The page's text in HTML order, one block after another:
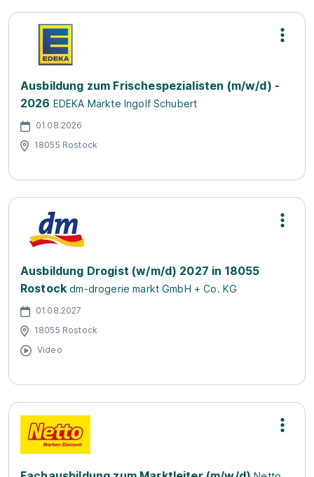
Ausbildung zum Frischespezialisten (m/w/d) -
2026 EDEKA Märkte Ingolf Schubert
01.08.2026
18055 Rostock
Ausbildung Drogist (w/m/d) 2027 in 18055
Rostock dm-drogerie markt GmbH + Co. KG
01.08.2027
18055 Rostock
Video